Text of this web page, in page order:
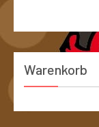
Warenkorb